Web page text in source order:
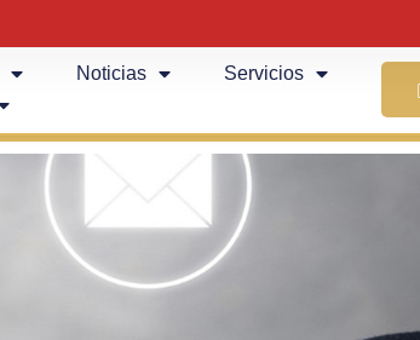
Noticias
Servicios